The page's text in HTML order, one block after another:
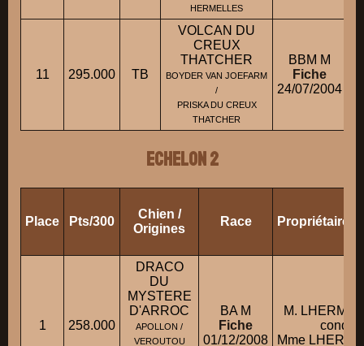
HERMELLES
11 295.000 TB
VOLCAN DU
CREUX
THATCHER
BOYDER VAN JOEFARM
/
PRISKA DU CREUX
THATCHER
BBM M
Fiche
24/07/2004
ECHELON 2
Place Pts/300
Chien /
Origines
Race Propriétaire/
1 258.000
DRACO
DU
MYSTERE
D'ARROC
APOLLON /
VEROUTOU
BA M
Fiche
01/12/2008
M.
Mme